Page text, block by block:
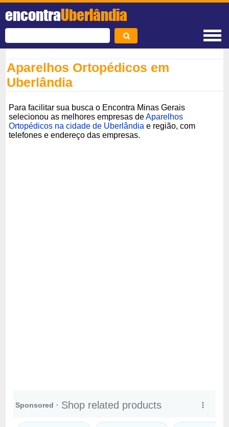
encontraUberlândia
Aparelhos Ortopédicos em
Uberlândia
Para facilitar sua busca o Encontra Minas Gerais
selecionou as melhores empresas deAparelhos
Ortopédicos na cidade de Uberlândia e região, com
telefones e endereço das empresas.